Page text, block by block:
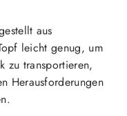
aus
leicht genug, um
zu transportieren,
Herausforderungen